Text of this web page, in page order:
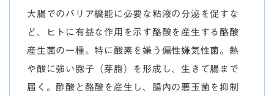
大腸でのバリア機能に必要な粘液の分泌を促すな
ど、ヒトに有益な作用を示す酪酸を産生する酪酸
産生菌の一種。特に酸素を嫌う偏性嫌気性菌。熱
や酸に強い胞子（芽胞）を形成し、生きて腸まで
届く。酢酸と酪酸を産生し、腸内の悪玉菌を抑制